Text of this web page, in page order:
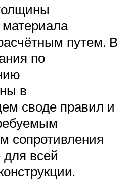
материала
путем. В
по
в
своде правил и
сопротивления
для всей